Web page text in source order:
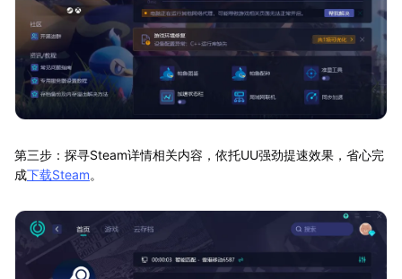
第三步：探寻Steam详情相关内容，依托UU强劲提速效果，省心完
成下载Steam。